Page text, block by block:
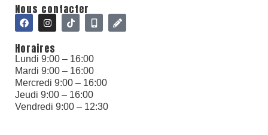
Nous contacter
Horaires
Lundi 9:00 – 16:00
Mardi 9:00 – 16:00
Mercredi 9:00 – 16:00
Jeudi 9:00 – 16:00
Vendredi 9:00 – 12:30